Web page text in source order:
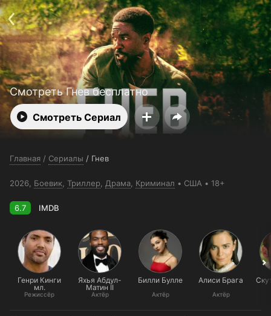
Смотреть 3650 дней бесплатно
Смотреть Гнев бесплатно
Смотреть Сериал
Главная / Сериалы / Гнев
2026, Боевик Триллер Драма Криминал США 18+
6.7 IMDB
Генри Кинги
мл.
Режиссёр
Яхья Абдул-
Матин II
Актёр
Билли Булле
Актёр
Алиси Брага
Актёр
Телефон поддержки:+998 55 516 2111
Пользовательское соглашение
Политика конфиденциальности
Открыть приложение
Ввести промокод